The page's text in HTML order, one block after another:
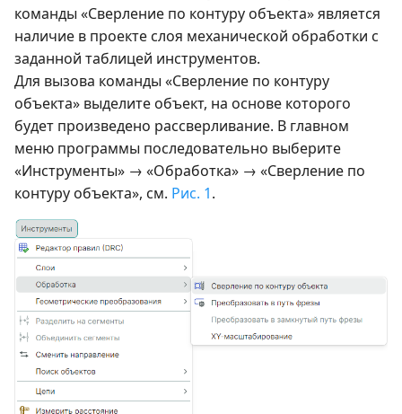
команды «Сверление по контуру объекта» является
наличие в проекте слоя механической обработки с
заданной таблицей инструментов.
Для вызова команды «Сверление по контуру
объекта» выделите объект, на основе которого
будет произведено рассверливание. В главном
меню программы последовательно выберите
«Инструменты» → «Обработка» → «Сверление по
контуру объекта», см. Рис. 1.